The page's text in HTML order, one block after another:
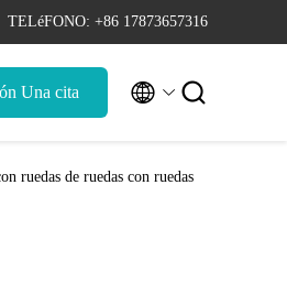
TELéFONO: +86 17873657316
Una cita  
ruedas de ruedas con ruedas